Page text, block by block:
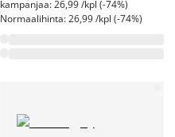
kampanjaa: 26,99 /kpl (-74%)
Normaalihinta: 26,99 /kpl (-74%)